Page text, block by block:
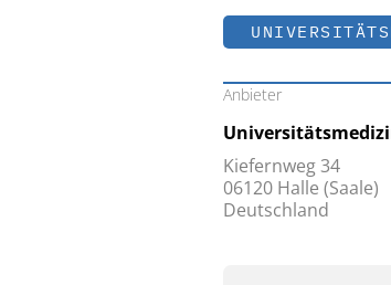
Anbieter
Kiefernweg 34
06120 Halle (Saale)
Deutschland